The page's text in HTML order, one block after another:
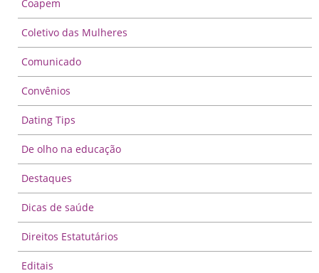
Coapem
Coletivo das Mulheres
Comunicado
Convênios
Dating Tips
De olho na educação
Destaques
Dicas de saúde
Direitos Estatutários
Editais